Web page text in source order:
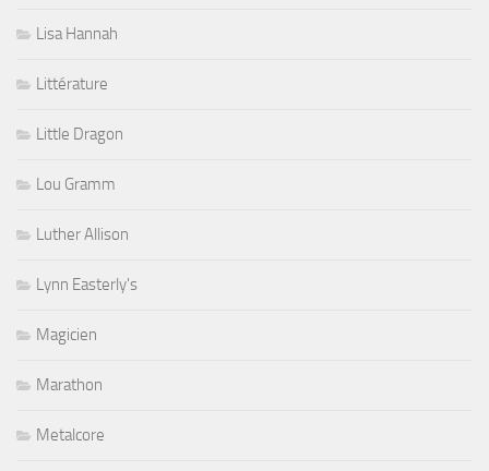
Lisa Hannah
Littérature
Little Dragon
Lou Gramm
Luther Allison
Lynn Easterly's
Magicien
Marathon
Metalcore